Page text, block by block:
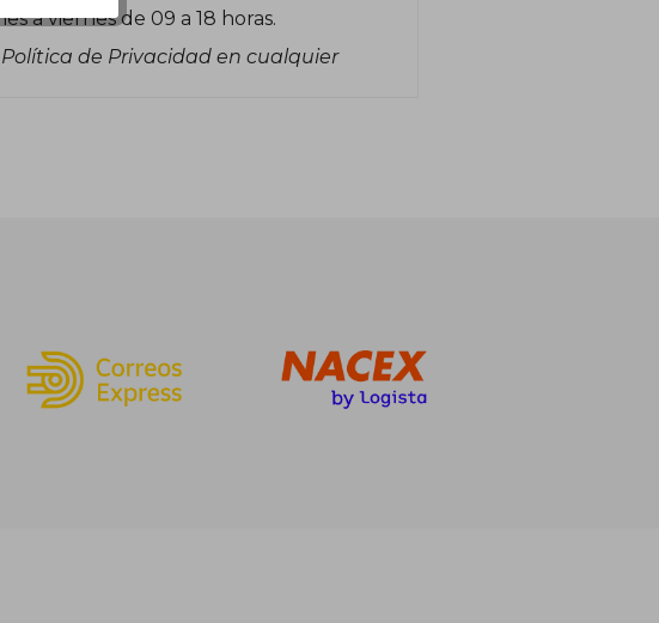
a viernes de 09 a 18 horas.
de Privacidad en cualquier